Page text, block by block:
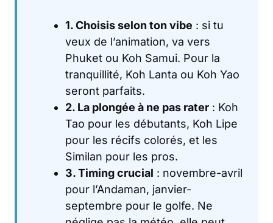
1. Choisis selon ton vibe : si tu
veux de l’animation, va vers
Phuket ou Koh Samui. Pour la
tranquillité, Koh Lanta ou Koh Yao
seront parfaits.
2. La plongée à ne pas rater : Koh
Tao pour les débutants, Koh Lipe
pour les récifs colorés, et les
Similan pour les pros.
3. Timing crucial : novembre-avril
pour l’Andaman, janvier-
septembre pour le golfe. Ne